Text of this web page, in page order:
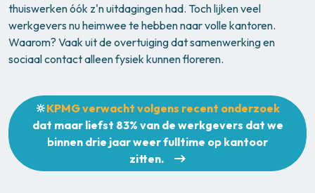
thuiswerken óók z'n uitdagingen had. Toch lijken veel
werkgevers nu heimwee te hebben naar volle kantoren.
Waarom? Vaak uit de overtuiging dat samenwerking en
sociaal contact alleen fysiek kunnen floreren.
🔆KPMG verwacht volgens recent onderzoek
dat maar liefst 83% van de werkgevers dat we
binnen drie jaar weer fulltime op kantoor
zitten.